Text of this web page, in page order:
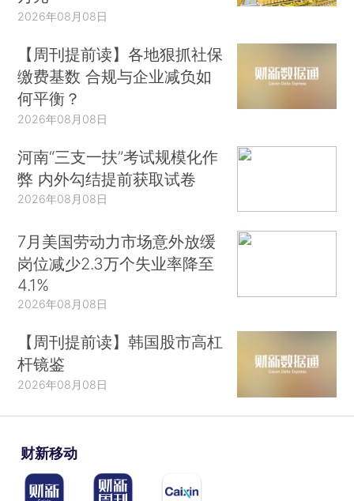
2026年08月08日
【周刊提前读】各地狠抓社保
缴费基数 合规与企业减负如
何平衡？
2026年08月08日
河南“三支一扶”考试规模化作
弊 内外勾结提前获取试卷
2026年08月08日
7月美国劳动力市场意外放缓
岗位减少2.3万个失业率降至
4.1%
2026年08月08日
【周刊提前读】韩国股市高杠
杆镜鉴
2026年08月08日
财新移动